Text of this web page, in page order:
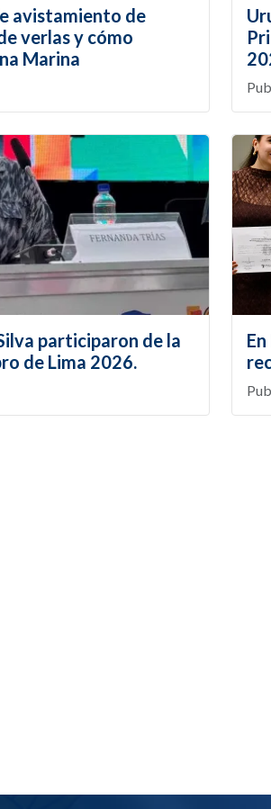
avistamiento de
verlas y cómo
Marina
participaron de la
de Lima 2026.